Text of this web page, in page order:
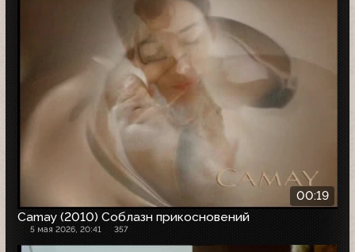
00:19
Camay (2010) Соблазн прикосновений
5 мая 2026, 20:41 357